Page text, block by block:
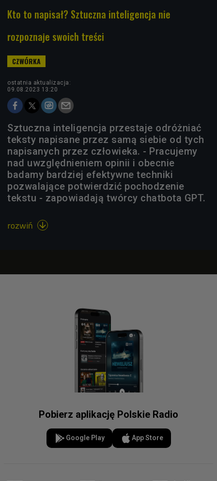
Kto to napisał? Sztuczna inteligencja nie
rozpoznaje swoich treści
ostatnia aktualizacja:
09.08.2023 13:20
Sztuczna inteligencja przestaje odróżniać
teksty napisane przez samą siebie od tych
napisanych przez człowieka. - Pracujemy
nad uwzględnieniem opinii i obecnie
badamy bardziej efektywne techniki
pozwalające potwierdzić pochodzenie
tekstu - zapowiadają twórcy chatbota GPT.
rozwiń 
Pobierz aplikację Polskie Radio
Google Play App Store